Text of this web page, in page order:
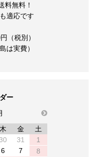
料無料！
適応です
（税別）
は実費）
ー
next
木 金
土
30 31
1
6 7
8